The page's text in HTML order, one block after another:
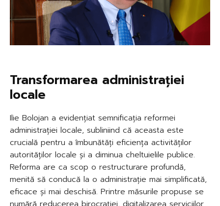
Transformarea administrației
locale
Ilie Bolojan a evidențiat semnificația reformei
administrației locale, subliniind că aceasta este
crucială pentru a îmbunătăți eficiența activităților
autorităților locale și a diminua cheltuielile publice.
Reforma are ca scop o restructurare profundă,
menită să conducă la o administrație mai simplificată,
eficace și mai deschisă. Printre măsurile propuse se